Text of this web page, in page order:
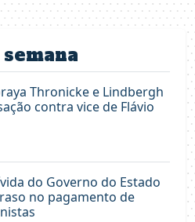
Thronicke e Lindbergh
contra vice de Flávio
do Governo do Estado
no pagamento de